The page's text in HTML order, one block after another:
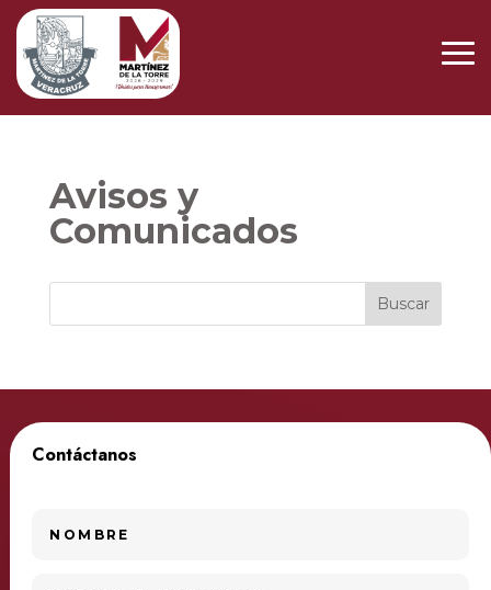
Avisos y
Comunicados
Contáctanos